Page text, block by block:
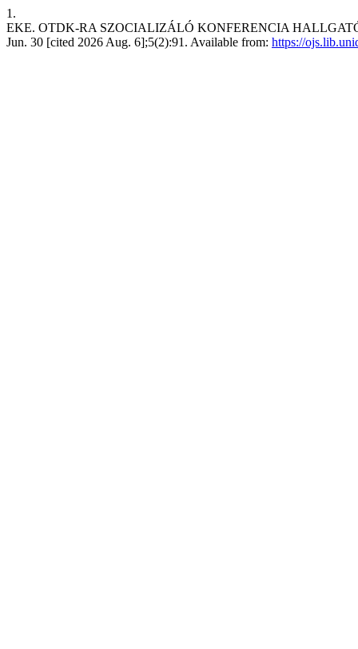
1.
EKE. OTDK-RA SZOCIALIZÁLÓ KONFERENCIA
Jun. 30 [cited 2026 Aug. 6];5(2):91. Available from: https://